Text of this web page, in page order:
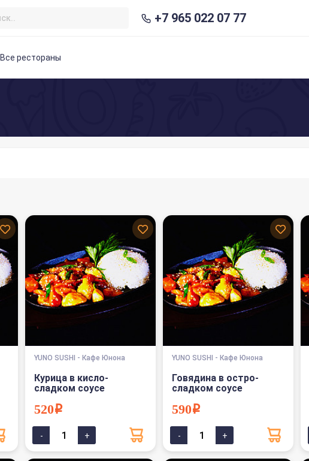
+7 965 022 07 77
Все рестораны
YUNO SUSHI - Кафе Юнона
Курица в кисло-
сладком соусе
520i
YUNO SUSHI - Кафе Юнона
Говядина в остро-
сладком соусе
590i